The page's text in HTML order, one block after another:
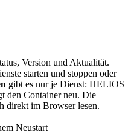
Version und Aktualität.
starten und stoppen oder
gibt es nur je Dienst: HELIOS
den Container neu. Die
direkt im Browser lesen.
Neustart